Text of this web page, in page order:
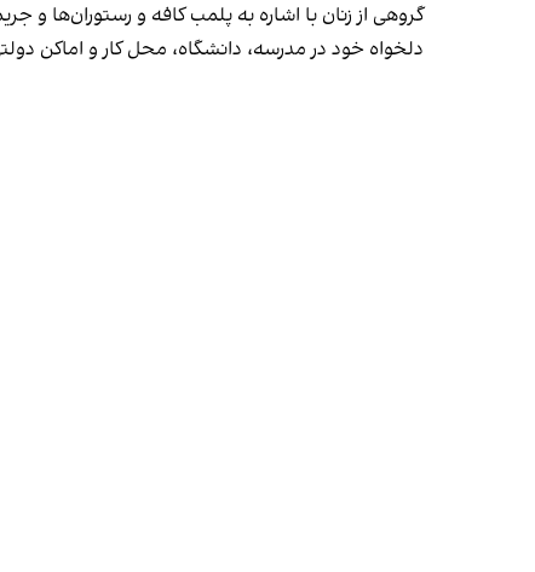
گروهی از زنان با اشاره به پلمب کافه و رستوران‌ها و
دلخواه خود در مدرسه، دانشگاه، محل کار و اماکن